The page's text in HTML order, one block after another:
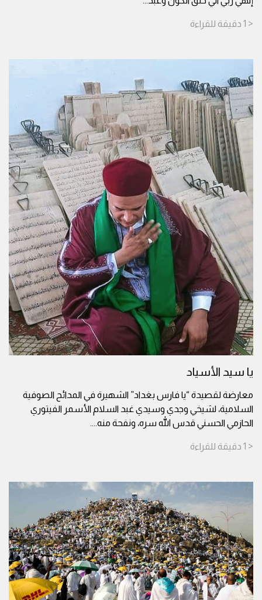
< 1 دقيقة للقراءة
يا سيد الأسياد
معارضة لقصيدة “يا فارس بغداد” الشهيرة في المدائح الصوفية
السلامية، لشيخي وجدي وسيدي غبد السلام الأسمر الفيتوري
الحازمي الحسني قدس الله سره، ونفحة منه....
< 1 دقيقة للقراءة